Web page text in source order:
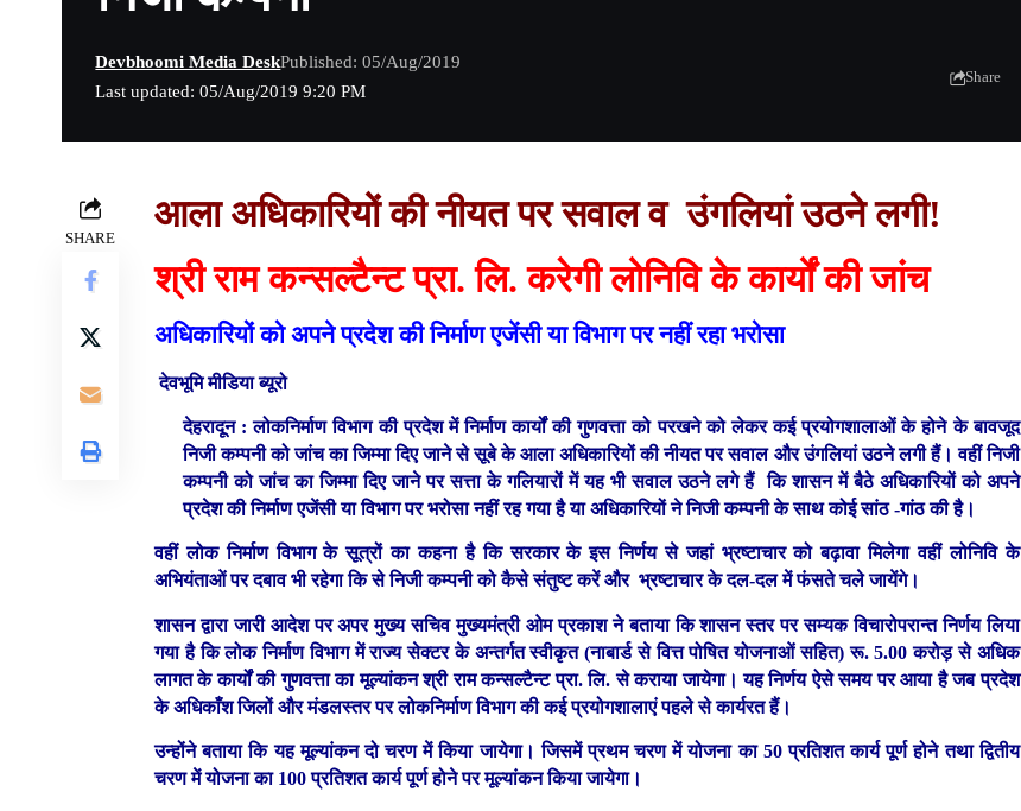
Last updated: 05/Aug/2019 9:20 PM
Devbhoomi Media DeskPublished: 05/Aug/2019
Share
SHARE
आला अधिकारियों की नीयत पर सवाल व उंगलियां उठने लगी!
श्री राम कन्सल्टैन्ट प्रा. लि. करेगी लोनिवि के कार्यों की जांच
अधिकारियों को अपने प्रदेश की निर्माण एजेंसी या विभाग पर नहीं रहा भरोसा
देवभूमि मीडिया ब्यूरो
देहरादून : लोकनिर्माण विभाग की प्रदेश में निर्माण कार्यों की गुणवत्ता को परखने को लेकर कई प्रयोगशालाओं के होने के बावजूद
निजी कम्पनी को जांच का जिम्मा दिए जाने से सूबे के आला अधिकारियों की नीयत पर सवाल और उंगलियां उठने लगी हैं। वहीं निजी
कम्पनी को जांच का जिम्मा दिए जाने पर सत्ता के गलियारों में यह भी सवाल उठने लगे हैं कि शासन में बैठे अधिकारियों को अपने
प्रदेश की निर्माण एजेंसी या विभाग पर भरोसा नहीं रह गया है या अधिकारियों ने निजी कम्पनी के साथ कोई सांठ -गांठ की है।
वहीं लोक निर्माण विभाग के सूत्रों का कहना है कि सरकार के इस निर्णय से जहां भ्रष्टाचार को बढ़ावा मिलेगा वहीं लोनिवि के
अभियंताओं पर दबाव भी रहेगा कि से निजी कम्पनी को कैसे संतुष्ट करें और भ्रष्टाचार के दल-दल में फंसते चले जायेंगे।
शासन द्वारा जारी आदेश पर अपर मुख्य सचिव मुख्यमंत्री ओम प्रकाश ने बताया कि शासन स्तर पर सम्यक विचारोपरान्त निर्णय लिया
गया है कि लोक निर्माण विभाग में राज्य सेक्टर के अन्तर्गत स्वीकृत (नाबार्ड से वित्त पोषित योजनाओं सहित) रू. 5.00 करोड़ से अधिक
लागत के कार्यों की गुणवत्ता का मूल्यांकन श्री राम कन्सल्टैन्ट प्रा. लि. से कराया जायेगा। यह निर्णय ऐसे समय पर आया है जब प्रदेश
के अधिकाँश जिलों और मंडलस्तर पर लोकनिर्माण विभाग की कई प्रयोगशालाएं पहले से कार्यरत हैं।
उन्होंने बताया कि यह मूल्यांकन दो चरण में किया जायेगा। जिसमें प्रथम चरण में योजना का 50 प्रतिशत कार्य पूर्ण होने तथा द्वितीय
चरण में योजना का 100 प्रतिशत कार्य पूर्ण होने पर मूल्यांकन किया जायेगा।